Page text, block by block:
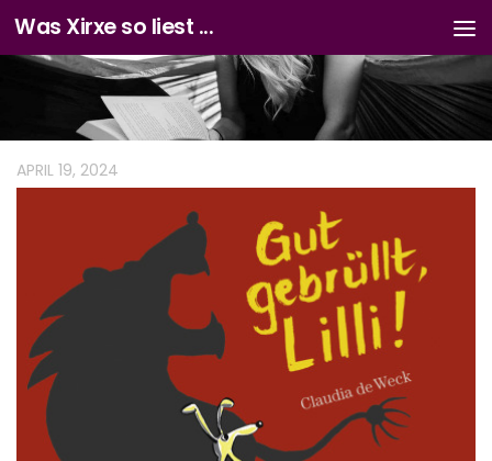
Zum Inhalt springen
Was Xirxe so liest ...
APRIL 19, 2024